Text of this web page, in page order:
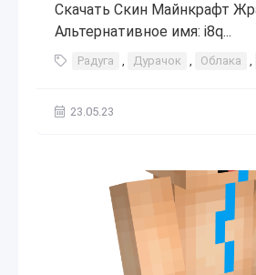
Скачать Скин Майнкрафт
Альтернативное имя: i8q...
Радуга , Дурачок , Облака ,
23.05.23